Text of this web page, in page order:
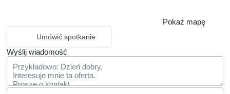
Pokaż mapę
Umówić spotkanie
Wyślij wiadomość